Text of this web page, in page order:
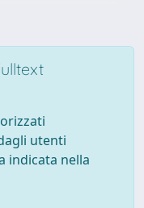
utenti
indicata nella